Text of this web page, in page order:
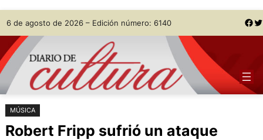
Saltar
al
contenido
Skip
to
content
6 de agosto de 2026 – Edición número: 6140 Facebook Twitter
MÚSICA
Robert Fripp sufrió un ataque